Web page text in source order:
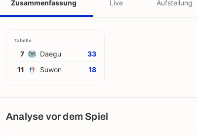
Zusammenfassung Live Aufstellung
Tabelle
7 Daegu
33
11
Suwon 18
Analyse vor dem Spiel